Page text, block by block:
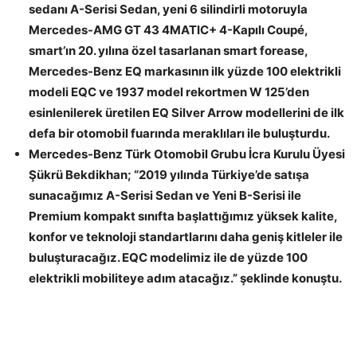
sedanı A-Serisi Sedan, yeni 6 silindirli motoruyla
Mercedes-AMG GT 43 4MATIC+ 4-Kapılı Coupé,
smart’ın 20. yılına özel tasarlanan smart forease,
Mercedes-Benz EQ markasının ilk yüzde 100 elektrikli
modeli EQC ve 1937 model rekortmen W 125’den
esinlenilerek üretilen EQ Silver Arrow modellerini de ilk
defa bir otomobil fuarında meraklıları ile buluşturdu.
Mercedes-Benz Türk Otomobil Grubu İcra Kurulu Üyesi
Şükrü Bekdikhan; “2019 yılında Türkiye’de satışa
sunacağımız A-Serisi Sedan ve Yeni B-Serisi ile
Premium kompakt sınıfta başlattığımız yüksek kalite,
konfor ve teknoloji standartlarını daha geniş kitleler ile
buluşturacağız. EQC modelimiz ile de yüzde 100
elektrikli mobiliteye adım atacağız.” şeklinde konuştu.